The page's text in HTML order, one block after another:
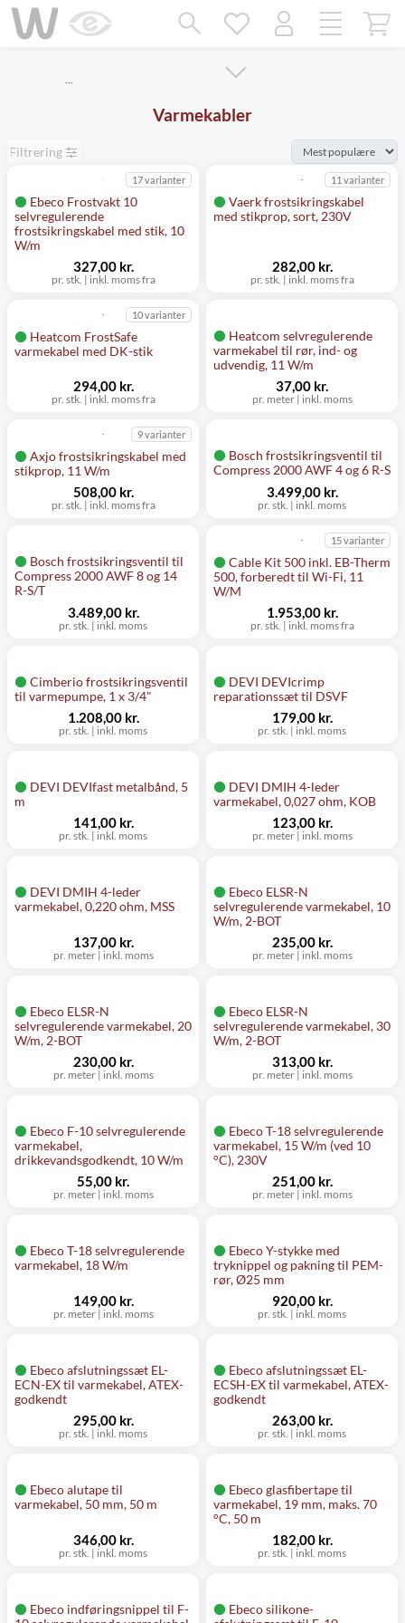
…
Varmekabler
Filtrering
Ebeco Frostvakt 10
selvregulerende
frostsikringskabel med stik, 10
W/m
17 varianter
pr. stk. | inkl. moms fra
327,00 kr.
Vaerk frostsikringskabel
med stikprop, sort, 230V
11 varianter
pr. stk. | inkl. moms fra
282,00 kr.
Heatcom FrostSafe
varmekabel med DK-stik
10 varianter
pr. stk. | inkl. moms fra
294,00 kr.
Heatcom selvregulerende
varmekabel til rør, ind- og
udvendig, 11 W/m
pr. meter| inkl. moms
37,00 kr.
Axjo frostsikringskabel med
stikprop, 11 W/m
9 varianter
pr. stk. | inkl. moms fra
508,00 kr.
Bosch frostsikringsventil til
Compress 2000 AWF 4 og 6 R-S
pr. stk. | inkl. moms
3.499,00 kr.
Bosch frostsikringsventil til
Compress 2000 AWF 8 og 14
R-S/T
pr. stk. | inkl. moms
3.489,00 kr.
Cable Kit 500 inkl. EB-Therm
500, forberedt til Wi-Fi, 11
W/M
15 varianter
pr. stk. | inkl. moms fra
1.953,00 kr.
Cimberio frostsikringsventil
til varmepumpe, 1 x 3/4"
pr. stk. | inkl. moms
1.208,00 kr.
DEVI DEVIcrimp
reparationssæt til DSVF
pr. stk. | inkl. moms
179,00 kr.
DEVI DEVIfast metalbånd, 5
m
pr. stk. | inkl. moms
141,00 kr.
DEVI DMIH 4-leder
varmekabel, 0,027 ohm, KOB
pr. meter| inkl. moms
123,00 kr.
DEVI DMIH 4-leder
varmekabel, 0,220 ohm, MSS
pr. meter| inkl. moms
137,00 kr.
Ebeco ELSR-N
selvregulerende varmekabel, 10
W/m, 2-BOT
pr. meter| inkl. moms
235,00 kr.
Ebeco ELSR-N
selvregulerende varmekabel, 20
W/m, 2-BOT
pr. meter| inkl. moms
230,00 kr.
Ebeco ELSR-N
selvregulerende varmekabel, 30
W/m, 2-BOT
pr. meter| inkl. moms
313,00 kr.
Ebeco F-10 selvregulerende
varmekabel,
drikkevandsgodkendt, 10 W/m
pr. meter| inkl. moms
55,00 kr.
Ebeco T-18 selvregulerende
varmekabel, 15 W/m (ved 10
°C), 230V
pr. meter| inkl. moms
251,00 kr.
Ebeco T-18 selvregulerende
varmekabel, 18 W/m
pr. meter| inkl. moms
149,00 kr.
Ebeco Y-stykke med
tryknippel og pakning til PEM-
rør, Ø25 mm
pr. stk. | inkl. moms
920,00 kr.
Ebeco afslutningssæt EL-
ECN-EX til varmekabel, ATEX-
godkendt
pr. stk. | inkl. moms
295,00 kr.
Ebeco afslutningssæt EL-
ECSH-EX til varmekabel, ATEX-
godkendt
pr. stk. | inkl. moms
263,00 kr.
Ebeco alutape til
varmekabel, 50 mm, 50 m
pr. stk. | inkl. moms
346,00 kr.
Ebeco glasfibertape til
varmekabel, 19 mm, maks. 70
°C, 50 m
pr. stk. | inkl. moms
182,00 kr.
Ebeco indføringsnippel til F-
Ebeco silikone-
Mangler chatten?
Ret samtykke!